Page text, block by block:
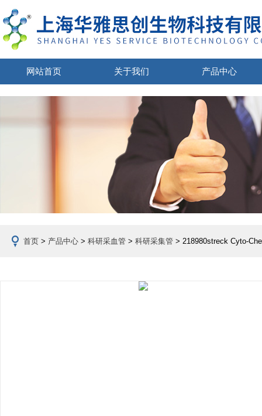
网站首页 关于我们 产品中心
首页 > 产品中心 > 科研采血管 > 科研采集管 > 218980streck Cyto-